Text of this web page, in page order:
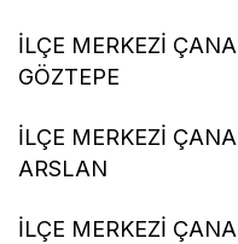
İLÇE MERKEZİ
GÖZTEPE
İLÇE MERKEZİ
ARSLAN
İLÇE MERKEZİ